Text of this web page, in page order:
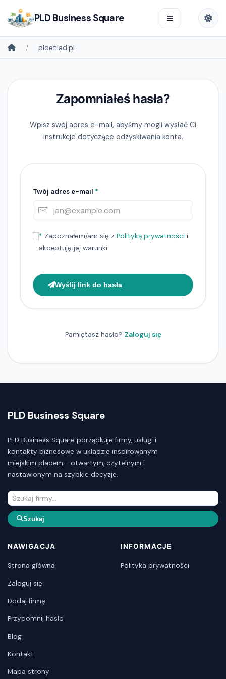
PLD Business Square
pldefilad.pl
Zapomniałeś hasła?
Wpisz swój adres e-mail, abyśmy mogli wysłać Ci
instrukcje dotyczące odzyskiwania konta.
Twój adres e-mail *
* Zapoznałem/am się z Polityką prywatności i
akceptuję jej warunki.
Wyślij link do hasła
Pamiętasz hasło? Zaloguj się
PLD Business Square
PLD Business Square porządkuje firmy, usługi i
kontakty biznesowe w układzie inspirowanym
miejskim placem - otwartym, czytelnym i
nastawionym na szybkie decyzje.
Szukaj
NAWIGACJA
Strona główna
Zaloguj się
Dodaj firmę
Przypomnij hasło
Blog
Kontakt
Mapa strony
INFORMACJE
Polityka prywatności